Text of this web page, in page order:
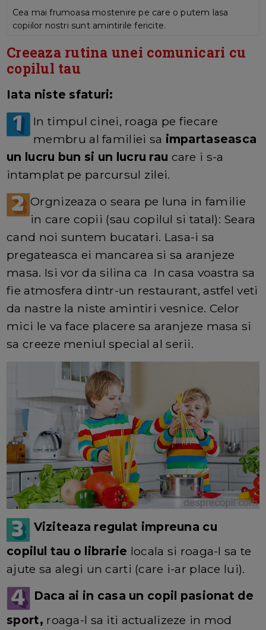
Cea mai frumoasa mostenire pe care o putem lasa
copiilor nostri sunt amintirile fericite.
Creeaza rutina unei comunicari cu
copilul tau
Iata niste sfaturi:
In timpul cinei, roaga pe fiecare
membru al familiei sa impartaseasca
un lucru bun si un lucru rau care i s-a
intamplat pe parcursul zilei.
Orgnizeaza o seara pe luna in familie
in care copii (sau copilul si tatal): Seara
cand noi suntem bucatari. Lasa-i sa
pregateasca ei mancarea si sa aranjeze
masa. Isi vor da silina ca In casa voastra sa
fie atmosfera dintr-un restaurant, astfel veti
da nastre la niste amintiri vesnice. Celor
mici le va face placere sa aranjeze masa si
sa creeze meniul special al serii.
Viziteaza regulat impreuna cu
copilul tau o librarie locala si roaga-l sa te
ajute sa alegi un carti (care i-ar place lui).
Daca ai in casa un copil pasionat de
sport, roaga-l sa iti actualizeze in mod